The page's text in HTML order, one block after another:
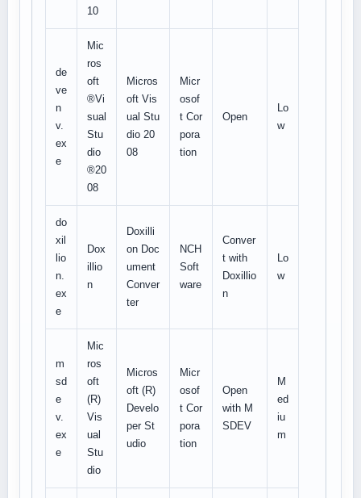
10
de
ve
n
v.
ex
e
Mic
ros
oft
®Vi
sual
Stu
dio
®20
08
Micros
oft Vis
ual Stu
dio 20
08
Micr
osof
t Cor
pora
tion
Open
Lo
w
do
xil
lio
n.
ex
e
Dox
illio
n
Doxilli
on Doc
ument
Conver
ter
NCH
Soft
ware
Conver
t with
Doxillio
n
Lo
w
m
sd
e
v.
ex
e
Mic
ros
oft
(R)
Vis
ual
Stu
dio
Micros
oft (R)
Develo
per St
udio
Micr
osof
t Cor
pora
tion
Open
with M
SDEV
M
ed
iu
m